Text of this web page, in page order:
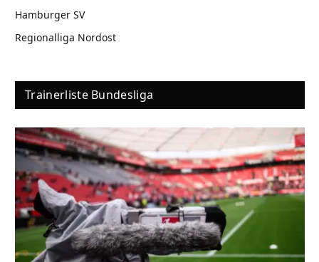
Hamburger SV
Regionalliga Nordost
Trainerliste Bundesliga